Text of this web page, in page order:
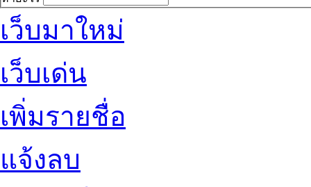
เว็บมาใหม่
เว็บเด่น
เพิ่มรายชื่อ
แจ้งลบ